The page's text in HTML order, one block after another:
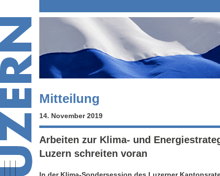
Mitteilung
14. November 2019
Arbeiten zur Klima- und
Luzern schreiten voran